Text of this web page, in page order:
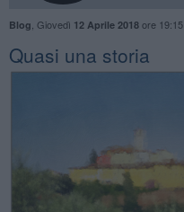
Blog Giovedì 12 Aprile 2018ore 19:15
Quasi una storia